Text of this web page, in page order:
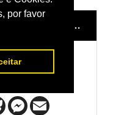
por favor
X ASPINALL